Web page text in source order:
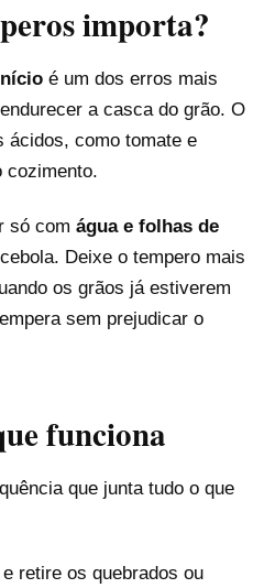
importa?
é um dos erros mais
a casca do grão. O
ácidos, como tomate e
cozimento.
só com água e folhas de
Deixe o tempero mais
os grãos já estiverem
sem prejudicar o
funciona
que junta tudo o que
retire os quebrados ou